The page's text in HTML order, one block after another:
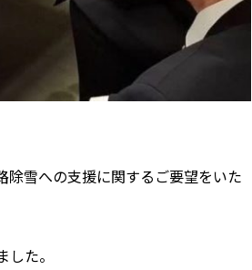
雪への支援に関するご要望をいた
た。